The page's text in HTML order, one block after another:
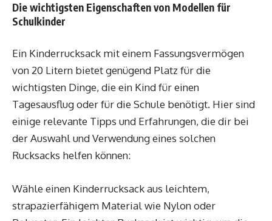
Die wichtigsten Eigenschaften von Modellen für
Schulkinder
Ein Kinderrucksack mit einem Fassungsvermögen
von 20 Litern bietet genügend Platz für die
wichtigsten Dinge, die ein Kind für einen
Tagesausflug oder für die Schule benötigt. Hier sind
einige relevante Tipps und Erfahrungen, die dir bei
der Auswahl und Verwendung eines solchen
Rucksacks helfen können:
Wähle einen Kinderrucksack aus leichtem,
strapazierfähigem Material wie Nylon oder